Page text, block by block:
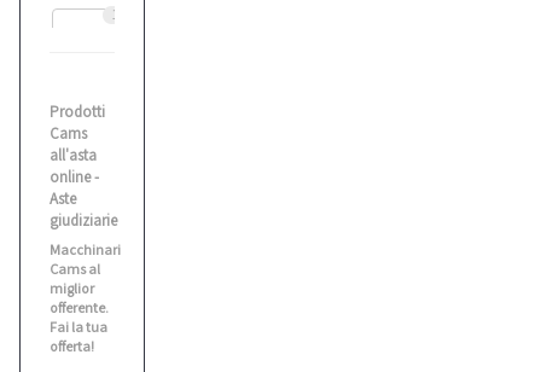
1
Benati
Bianco
Prodotti
Cams
all'asta
online -
Aste
giudiziarie
Macchinari
Cams al
miglior
offerente.
Fai la tua
offerta!